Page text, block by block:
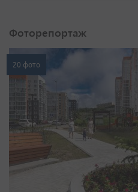
Фоторепортаж
20 фото